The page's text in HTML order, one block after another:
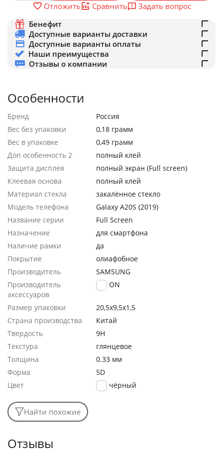
Отложить
Сравнить
Задать вопрос
Бенефит
Доступные варианты доставки
Доступные варианты оплаты
Наши преимущества
Отзывы о компании
Особенности
Бренд
Россия
Вес без упаковки
0,18 грамм
Вес в упаковке
0,49 грамм
Доп особенность 2
полный клей
Защита дисплея
полный экран (Full screen)
Клеевая основа
полный клей
Материал стекла
закалённое стекло
Модель телефона
Galaxy A20S (2019)
Название серии
Full Screen
Назначение
для смартфона
Наличие рамки
да
Покрытие
олиафобное
Производитель
SAMSUNG
Производитель
аксессуаров
FaisON
Размер упаковки
20,5х9,5х1,5
Страна производства
Китай
Твердость
9H
Текстура
глянцевое
Толщина
0.33 мм
Форма
5D
Цвет
чёрный
Найти похожие
Отзывы